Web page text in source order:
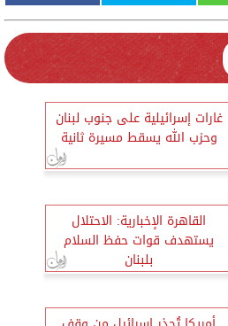
غارات إسرائيلية على جنوب لبنان
وحزب الله يسقط مسيرة ثانية
القاهرة الإخبارية: الاحتلال
يستهدف قوات حفظ السلام
بلبنان